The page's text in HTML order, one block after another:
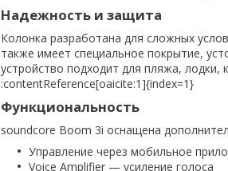
Надежность и защита
Колонка разработана для сложных
также имеет специальное покрытие,
устройство подходит для пляжа, лодки,
:contentReference[oaicite:1]{index=1}
Функциональность
soundcore Boom 3i оснащена
Управление через мобильное
Voice Amplifier — усиление голоса